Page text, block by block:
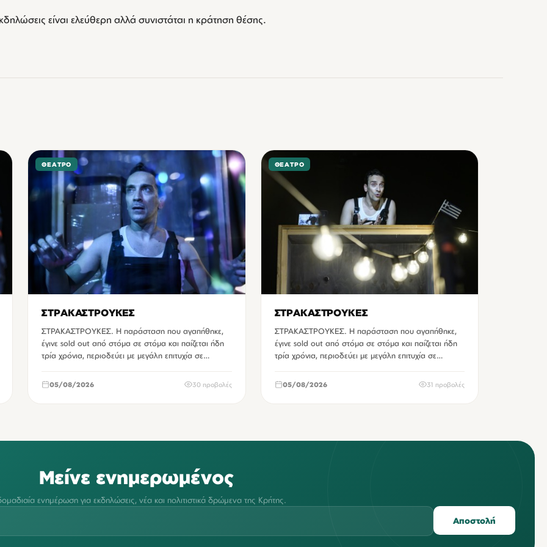
είναι ελεύθερη αλλά συνιστάται η κράτηση θέσης.
ΘΈΑΤΡΟ
ΣΤΡΑΚΑΣΤΡΟΥΚΕΣ
ΣΤΡΑΚΑΣΤΡΟΥΚΕΣ. Η παράσταση που αγαπήθηκε,
έγινε sold out από στόμα σε στόμα και παίζεται ήδη
τρία χρόνια, περιοδεύει με μεγάλη επιτυχία σε…
05/08/2026 30 προβολές
ΘΈΑΤΡΟ
ΣΤΡΑΚΑΣΤΡΟΥΚΕΣ
ΣΤΡΑΚΑΣΤΡΟΥΚΕΣ. Η παράσταση που αγαπήθηκε,
έγινε sold out από στόμα σε στόμα και παίζεται ήδη
τρία χρόνια, περιοδεύει με μεγάλη επιτυχία σε…
05/08/2026 31 προβολές
Μείνε ενημερωμένος
ενημέρωση για εκδηλώσεις, νέα και πολιτιστικά δρώμενα της Κρήτης.
Αποστολή